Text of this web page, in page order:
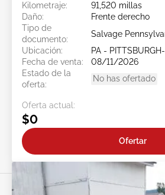
Kilometraje:
91,520 millas
Daño:
Frente derecho
Tipo de
documento:
Salvage
Ubicación:
PA -
Fecha de venta:
08/11/2026
Estado de la
oferta:
No has ofertado
Oferta actual:
$0
Ofertar